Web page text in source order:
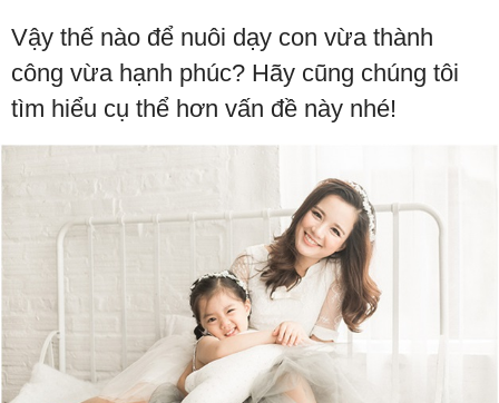
Vậy thế nào để nuôi dạy con vừa thành
công vừa hạnh phúc? Hãy cũng chúng tôi
tìm hiểu cụ thể hơn vấn đề này nhé!